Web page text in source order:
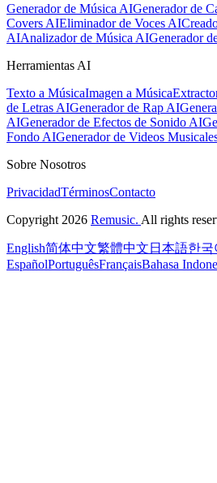
Generador de Música AIGenerador de
Covers AIEliminador de Voces AI
AIAnalizador de Música AIGenerador
Herramientas AI
Texto a MúsicaImagen a Música
de Letras AIGenerador de Rap AI
AIGenerador de Efectos de Sonido AI
Fondo AIGenerador de Videos
Sobre Nosotros
PrivacidadTérminosContacto
Copyright 2026 Remusic. All rights
English简体中文繁體中文 日本語한국
EspañolPortuguêsFrançaisBahasa